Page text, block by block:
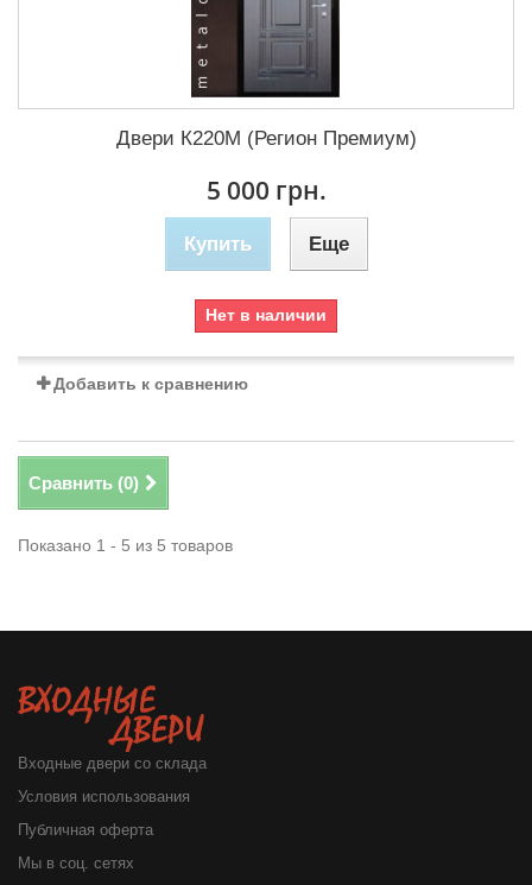
Двери К220М (Регион Премиум)
5 000 грн.
Купить Еще
Нет в наличии
Добавить к сравнению
Сравнить (0)
Показано 1 - 5 из 5 товаров
Входные двери со склада
Условия использования
Публичная оферта
Мы в соц. сетях